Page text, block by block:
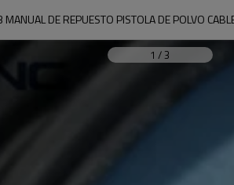
DE REPUESTO PISTOLA DE POLVO
1 /3